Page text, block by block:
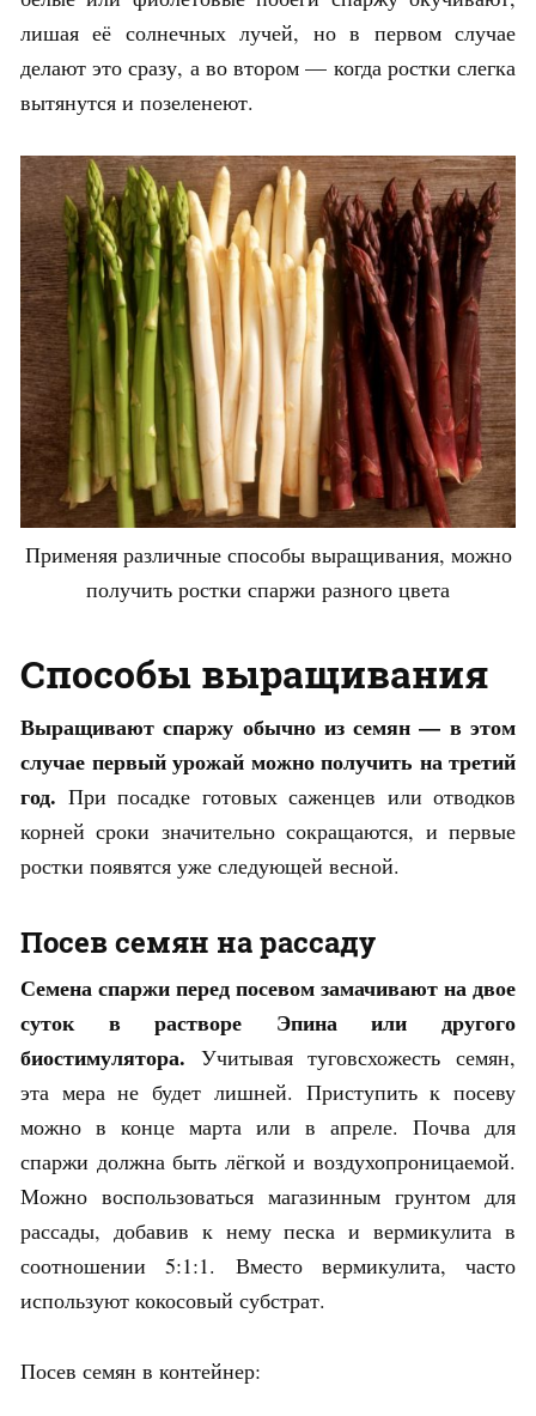
лишая её солнечных лучей, но в первом случае
делают это сразу, а во втором — когда ростки слегка
вытянутся и позеленеют.
Применяя различные способы выращивания, можно
получить ростки спаржи разного цвета
Способы выращивания
Выращивают спаржу обычно из семян — в этом
случае первый урожай можно получить на третий
год. При посадке готовых саженцев или отводков
корней сроки значительно сокращаются, и первые
ростки появятся уже следующей весной.
Посев семян на рассаду
Семена спаржи перед посевом замачивают на двое
суток в растворе Эпина или другого
биостимулятора. Учитывая туговсхожесть семян,
эта мера не будет лишней. Приступить к посеву
можно в конце марта или в апреле. Почва для
спаржи должна быть лёгкой и воздухопроницаемой.
Можно воспользоваться магазинным грунтом для
рассады, добавив к нему песка и вермикулита в
соотношении 5:1:1. Вместо вермикулита, часто
используют кокосовый субстрат.
Посев семян в контейнер: